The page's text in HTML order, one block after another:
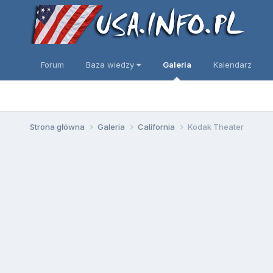
Forum Baza wiedzy Galeria Kalendarz
Strona główna Galeria California Kodak Theater